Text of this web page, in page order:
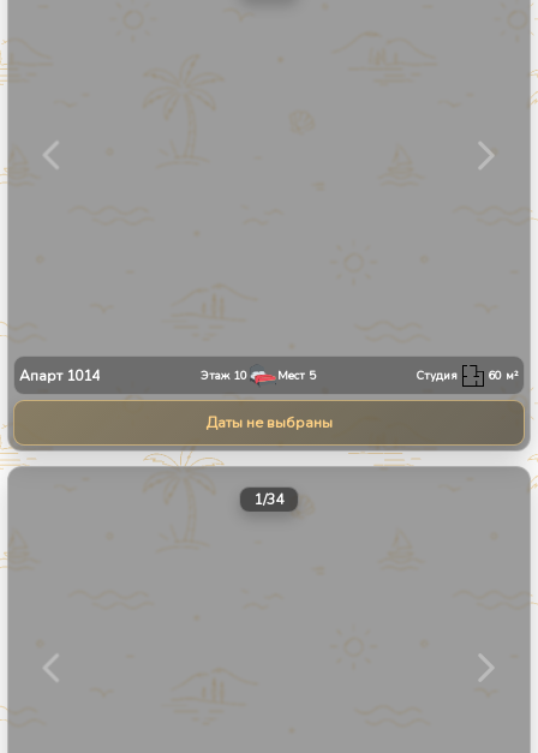
Апарт 1014 Этаж 10 Мест 5 Студия 60 м²
Даты не выбраны
1/34